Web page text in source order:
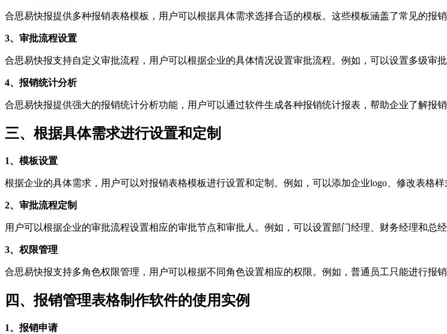
合思易快报提供多种报销表格模板，用户可以根据具体需求选择合适的模板。这些模板涵盖了常见的报
3、审批流程设置
合思易快报支持自定义审批流程，用户可以根据企业的具体情况设置审批流程。例如，可以设置多级审
4、报销统计分析
合思易快报提供强大的报销统计分析功能，用户可以通过软件生成各种报销统计报表，帮助企业了解报销
三、根据具体需求进行设置和定制
1、模板设置
根据企业的具体需求，用户可以对报销表格模板进行设置和定制。例如，可以添加企业logo、修改表格
2、审批流程定制
用户可以根据企业的审批流程设置相应的审批节点和审批人。例如，可以设置部门经理、财务经理和总
3、权限管理
合思易快报支持多角色权限管理，用户可以根据不同角色设置相应的权限。例如，普通员工只能进行报
四、报销管理表格制作软件的使用实例
1、报销申请